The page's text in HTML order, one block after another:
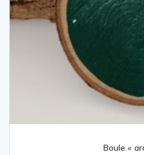
Boule «